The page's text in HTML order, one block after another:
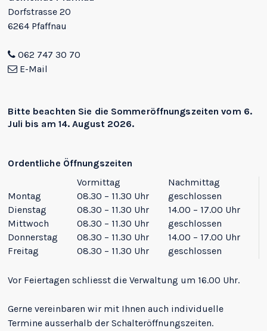
Dorfstrasse 20
6264 Pfaffnau
062 747 30 70
E-Mail
Bitte beachten Sie die Sommeröffnungszeiten vom 6.
Juli bis am 14. August 2026.
Ordentliche Öffnungszeiten
Vormittag
Nachmittag
Montag
08.30 – 11.30 Uhr
geschlossen
Dienstag
08.30 – 11.30 Uhr
14.00 – 17.00 Uhr
Mittwoch
08.30 – 11.30 Uhr
geschlossen
Donnerstag
08.30 – 11.30 Uhr
14.00 – 17.00 Uhr
Freitag
08.30 – 11.30 Uhr geschlossen
Vor Feiertagen schliesst die Verwaltung um 16.00 Uhr.
Gerne vereinbaren wir mit Ihnen auch individuelle
Termine ausserhalb der Schalteröffnungszeiten.